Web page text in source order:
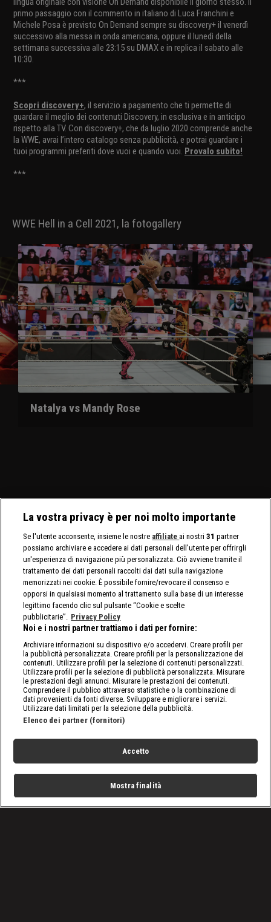
primo passaggio con il commento in italiano di Luca Franchini e
Michele Posa è previsto On Demand sempre su discovery+ il venerdì
successivo alla messa in onda americana, oppure il lunedì della
settimana successiva alle 23:15 su DMAX e in replica il sabato alle
10:30.
***
Scopri discovery+, il servizio a pagamento che ti permette di
guardare il meglio dei contenuti Discovery, in esclusiva e in anticipo
rispetto alla TV. Con discovery+, che da luglio 2020 comprende anche
la WWE, avrai l’intero catalogo senza pubblicità, e potrai guardare i
tuoi programmi preferiti dove vuoi e quando vuoi. Provalo subito!
***
WWE Hell in a Cell 2021, la fotogallery
Natalya vs Mandy Rose
La vostra privacy è per noi molto importante
Se l'utente acconsente, insieme le nostre affiliate ai nostri31 partner
possiamo archiviare e accedere ai dati personali dell'utente per offrirgli
un'esperienza di navigazione più personalizzata. Ciò avviene tramite il
trattamento dei dati personali raccolti dai dati sulla navigazione
memorizzati nei cookie. È possibile fornire/revocare il consenso e
opporsi in qualsiasi momento al trattamento sulla base di un interesse
legittimo facendo clic sul pulsante “Cookie e scelte
pubblicitarie”. Privacy Policy
Noi e i nostri partner trattiamo i dati per fornire:
Archiviare informazioni su dispositivo e/o accedervi. Creare profili per
la pubblicità personalizzata. Creare profili per la personalizzazione dei
contenuti. Utilizzare profili per la selezione di contenuti personalizzati.
Utilizzare profili per la selezione di pubblicità personalizzata. Misurare
le prestazioni degli annunci. Misurare le prestazioni dei contenuti.
Comprendere il pubblico attraverso statistiche o la combinazione di
dati provenienti da fonti diverse. Sviluppare e migliorare i servizi.
Utilizzare dati limitati per la selezione della pubblicità.
Elenco dei partner (fornitori)
Accetto
Mostra finalità